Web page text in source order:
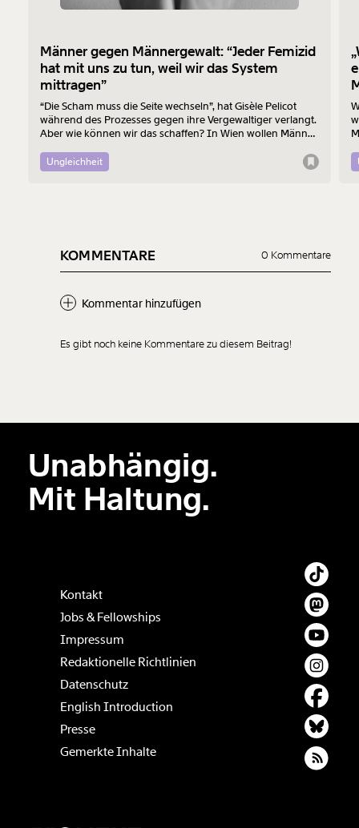
Männer gegen Männergewalt: “Jeder Femizid
hat mit uns zu tun, weil wir das System
mittragen”
“Die Scham muss die Seite wechseln”, hat Gisèle Pelicot
während des Prozesses gegen ihre Vergewaltiger verlangt.
Aber wie können wir das schaffen? In Wien wollen Männer
Männergewalt den ersten Schritt machen.
Ungleichheit
KOMMENTARE 0 Kommentare
Kommentar hinzufügen
Der Inhalt dieses Feldes wird nicht öffentlich zugänglich angezeigt.
Es gibt noch keine Kommentare zu diesem Beitrag!
Unabhängig.
Mit Haltung.
Kontakt
Jobs & Fellowships
Impressum
Redaktionelle Richtlinien
Datenschutz
English Introduction
Presse
Gemerkte Inhalte